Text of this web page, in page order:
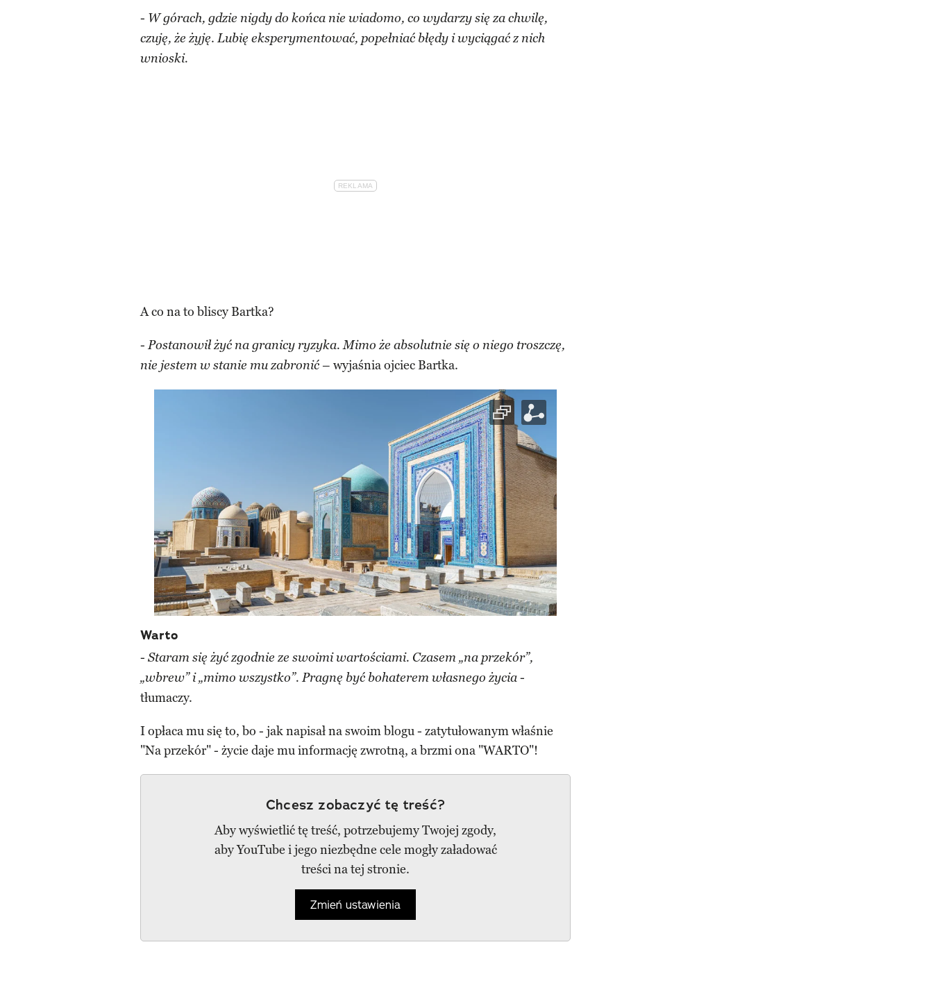
- W górach, gdzie nigdy do końca nie wiadomo, co wydarzy się za chwilę,
czuję, że żyję. Lubię eksperymentować, popełniać błędy i wyciągać z nich
wnioski.
A co na to bliscy Bartka?
- Postanowił żyć na granicy ryzyka. Mimo że absolutnie się o niego troszczę,
nie jestem w stanie mu zabronić– wyjaśnia ojciec Bartka.
Warto
- Staram się żyć zgodnie ze swoimi wartościami. Czasem „na przekór”,
„wbrew” i „mimo wszystko”. Pragnę być bohaterem własnego życia-
tłumaczy.
I opłaca mu się to, bo - jak napisał na swoim blogu - zatytułowanym właśnie
"Na przekór" - życie daje mu informację zwrotną, a brzmi ona "WARTO"!
Chcesz zobaczyć tę treść?
Aby wyświetlić tę treść, potrzebujemy Twojej zgody,
aby YouTube i jego niezbędne cele mogły załadować
treści na tej stronie.
Zmień ustawienia